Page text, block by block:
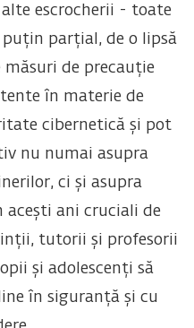
escrocherii - toate
puțin parțial, de o lipsă
măsuri de precauție
în materie de
cibernetică și pot
nu numai asupra
ci și asupra
ani cruciali de
tutorii și profesorii
și adolescenți să
în siguranță și cu